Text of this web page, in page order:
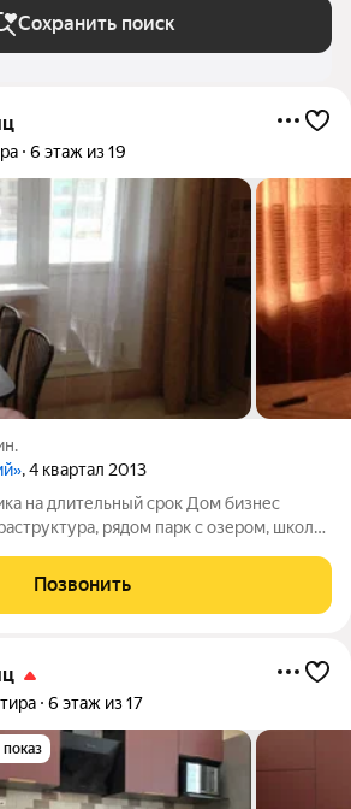
Сохранить поиск
6 этаж из 19
, 4 квартал 2013
на длительный срок Дом бизнес
рядом парк с озером, школа,
Позвонить
6 этаж из 17